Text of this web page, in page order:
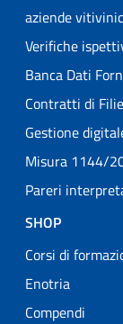
aziende
Verifiche
Banca Dati
Contratti di
Gestione
Misura 1144/
Pareri
SHOP
Corsi di
Enotria
Compendi